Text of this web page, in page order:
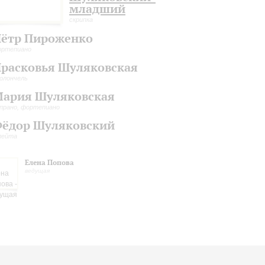
младший
скрипка
Пироженко
Шуляковская
Шуляковская
фортепиано
Шуляковский
Елена Попова